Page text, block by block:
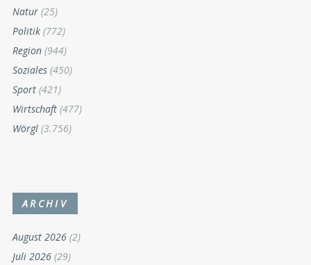
Natur (25)
Politik (772)
Region (944)
Soziales (450)
Sport (421)
Wirtschaft (477)
Wörgl (3.756)
ARCHIV
August 2026 (2)
Juli 2026 (29)